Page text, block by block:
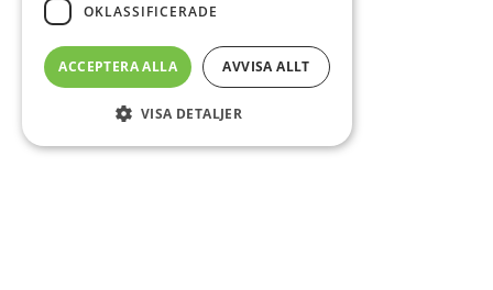
OKLASSIFICERADE
ACCEPTERA ALLA AVVISA ALLT
VISA DETALJER